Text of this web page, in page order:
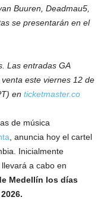
Buuren, Deadmau5,
se presentarán en el
Las entradas GA
este viernes 12 de
en ticketmaster.co
de música
, anuncia hoy el cartel
Inicialmente
a cabo en
Medellín los días